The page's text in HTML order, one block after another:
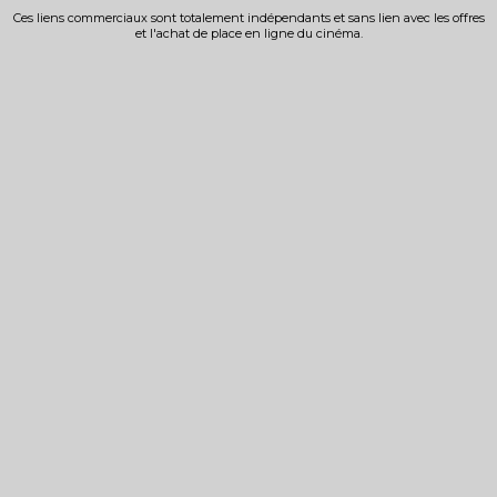
Ces liens commerciaux sont totalement indépendants et sans lien avec les offres
et l'achat de place en ligne du cinéma.